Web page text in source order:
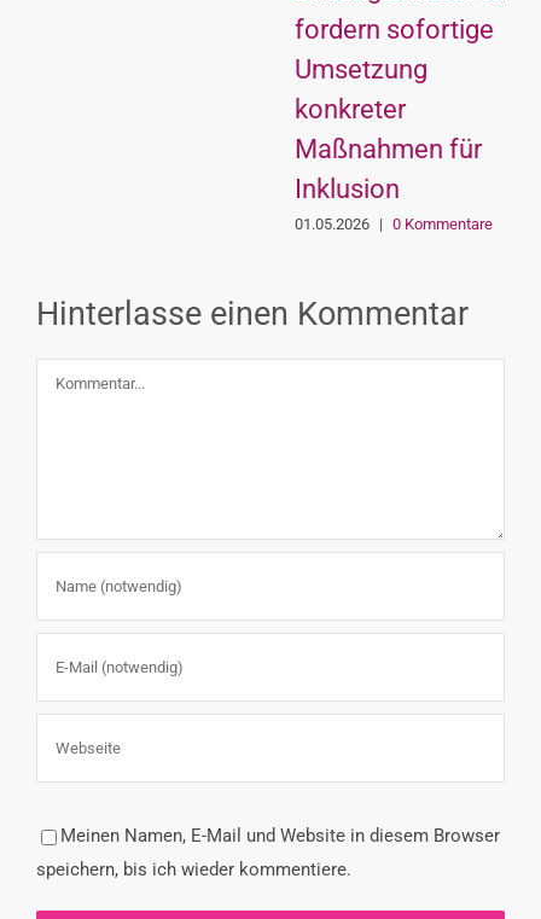
fordern sofortige
Umsetzung
konkreter
Maßnahmen für
Inklusion
01.05.2026 | 0 Kommentare
Hinterlasse einen Kommentar
Kommentar
Meinen Namen, E-Mail und Website in diesem Browser
speichern, bis ich wieder kommentiere.